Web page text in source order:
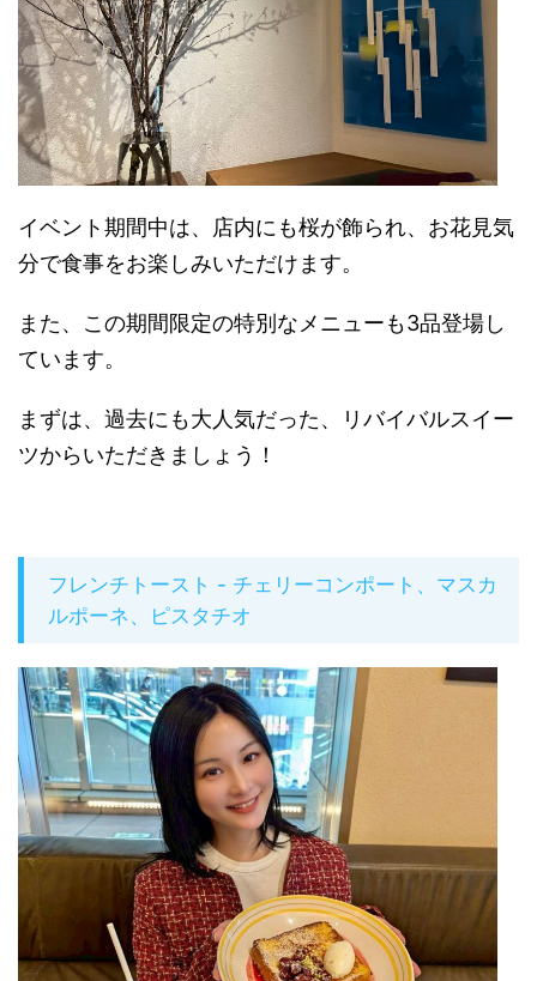
イベント期間中は、店内にも桜が飾られ、お花見気
分で食事をお楽しみいただけます。
また、この期間限定の特別なメニューも3品登場し
ています。
まずは、過去にも大人気だった、リバイバルスイー
ツからいただきましょう！
フレンチトースト - チェリーコンポート、マスカ
ルポーネ、ピスタチオ